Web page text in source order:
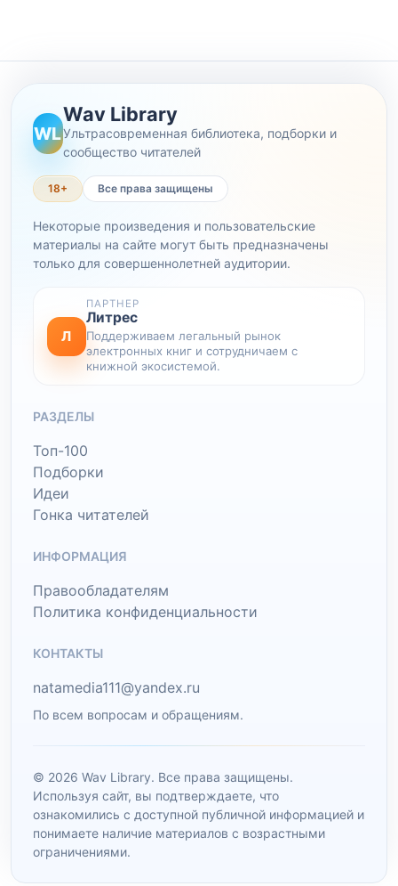
WL
Wav Library
Ультрасовременная библиотека, подборки и
сообщество читателей
18+ Все права защищены
Некоторые произведения и пользовательские
материалы на сайте могут быть предназначены
только для совершеннолетней аудитории.
Л
ПАРТНЕР
Литрес
Поддерживаем легальный рынок
электронных книг и сотрудничаем с
книжной экосистемой.
РАЗДЕЛЫ
Топ-100
Подборки
Идеи
Гонка читателей
ИНФОРМАЦИЯ
Правообладателям
Политика конфиденциальности
КОНТАКТЫ
natamedia111@yandex.ru
По всем вопросам и обращениям.
© 2026 Wav Library. Все права защищены.
Используя сайт, вы подтверждаете, что
ознакомились с доступной публичной информацией и
понимаете наличие материалов с возрастными
ограничениями.